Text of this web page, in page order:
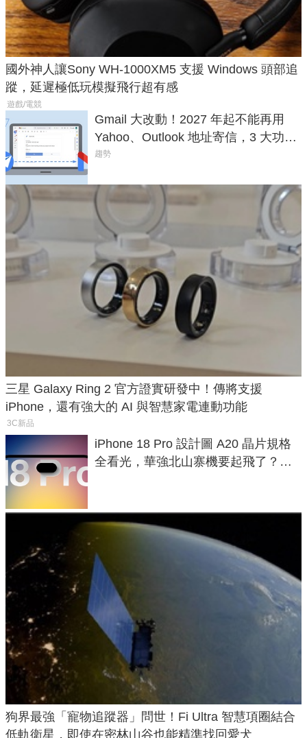
國外神人讓Sony WH-1000XM5 支援 Windows 頭部追
蹤，延遲極低玩模擬飛行超有感
遊戲/電競
Gmail 大改動！2027 年起不能再用
Yahoo、Outlook 地址寄信，3 大功能
將停用
趨勢
三星 Galaxy Ring 2 官方證實研發中！傳將支援
iPhone，還有強大的 AI 與智慧家電連動功能
3C新品
iPhone 18 Pro 設計圖 A20 晶片規格
全看光，華強北山寨機要起飛了？專
狗界最強「寵物追蹤器」問世！Fi Ultra 智慧項圈結合
低軌衛星，即使在密林山谷也能精準找回愛犬